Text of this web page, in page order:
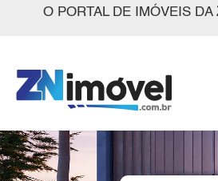
O PORTAL DE IMÓVEIS DA